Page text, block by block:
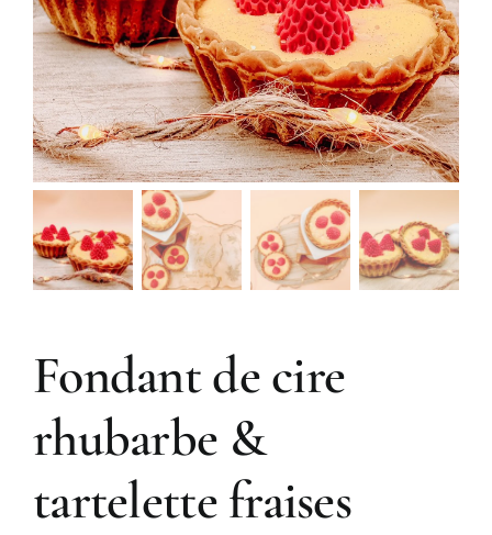
Fondant de cire
rhubarbe &
tartelette fraises